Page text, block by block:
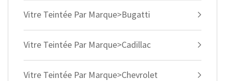
Vitre Teintée Par Marque>Bugatti
Vitre Teintée Par Marque>Cadillac
Vitre Teintée Par Marque>Chevrolet